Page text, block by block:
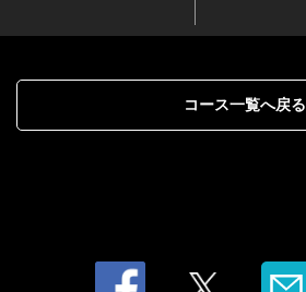
コース一覧へ戻る
閉じる